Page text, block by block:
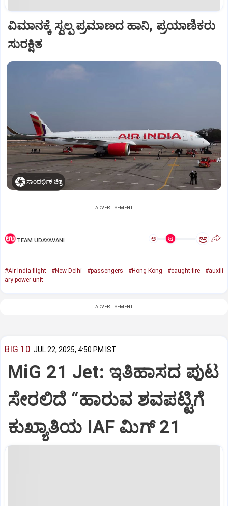
ವಿಮಾನಕ್ಕೆ ಸ್ವಲ್ಪ ಪ್ರಮಾಣದ ಹಾನಿ, ಪ್ರಯಾಣಿಕರು
ಸುರಕ್ಷಿತ
ಸಾಂದರ್ಭಿಕ ಚಿತ್ರ
ADVERTISEMENT
TEAM UDAYAVANI ಅ ಅ
#Air India flight #New Delhi #passengers #Hong Kong #caught fire
#auxili
ary power unit
ADVERTISEMENT
BIG 10 JUL 22, 2025, 4:50 PM IST
MiG 21 Jet: ಇತಿಹಾಸದ ಪುಟ
ಸೇರಲಿದೆ “ಹಾರುವ ಶವಪಟ್ಟಿಗೆ
ಕುಖ್ಯಾತಿಯ IAF ಮಿಗ್‌ 21